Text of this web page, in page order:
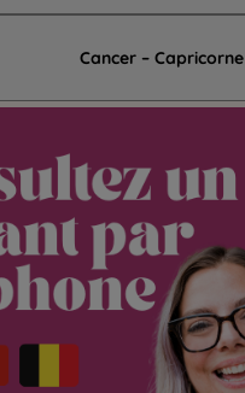
Cancer – Capricorne